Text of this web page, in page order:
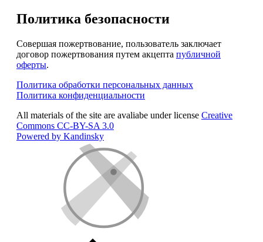
Политика безопасности
Совершая пожертвование, пользователь заключает
договор пожертвования путем акцепта публичной
оферты.
Политика обработки персональных данных
Политика конфиденциальности
All materials of the site are avaliabe under license Creative
Commons СС-BY-SA 3.0
Powered by Kandinsky